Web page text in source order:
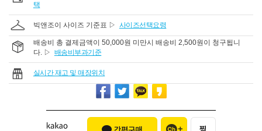
택
빅앤조이 사이즈 기준표 ▷ 사이즈선택요령
배송비 총 결제금액이 50,000원 미만시 배송비 2,500원이 청구됩니
다. ▷ 배송비부과기준
실시간 재고 및 매장위치